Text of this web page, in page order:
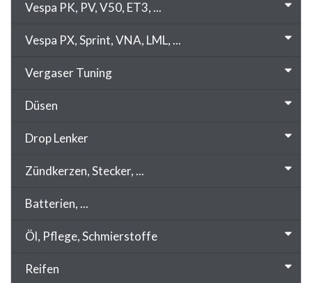
Vespa PK, PV, V50, ET3, ...
Vespa PX, Sprint, VNA, LML, ...
Vergaser Tuning
Düsen
Drop Lenker
Zündkerzen, Stecker, ...
Batterien, ...
Öl, Pflege, Schmierstoffe
Reifen